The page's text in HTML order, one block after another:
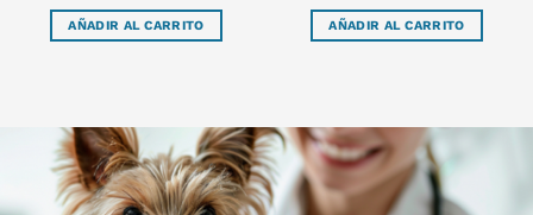
AÑADIR AL CARRITO AÑADIR AL CARRITO